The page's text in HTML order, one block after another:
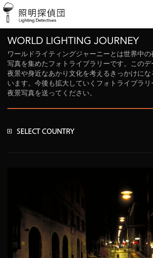
ワールドライティングジャーニーとは世界中
写真を集めたフォトライブラリーです。この
夜景や身近なあかり文化を考えるきっかけにな
います。今後も拡大していくフォトライブラ
夜景写真を送ってください。